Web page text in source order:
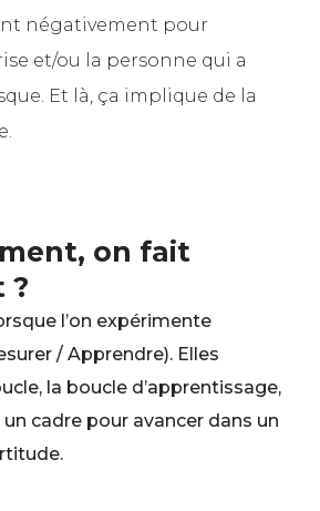
négativement pour
et/ou la personne qui a
Et là, ça implique de la
on fait
?
l’on expérimente
/ Apprendre). Elles
la boucle d’apprentissage,
cadre pour avancer dans un